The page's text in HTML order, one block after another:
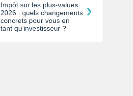
Impôt sur les plus-values
2026 : quels changements
concrets pour vous en
tant qu’investisseur ?